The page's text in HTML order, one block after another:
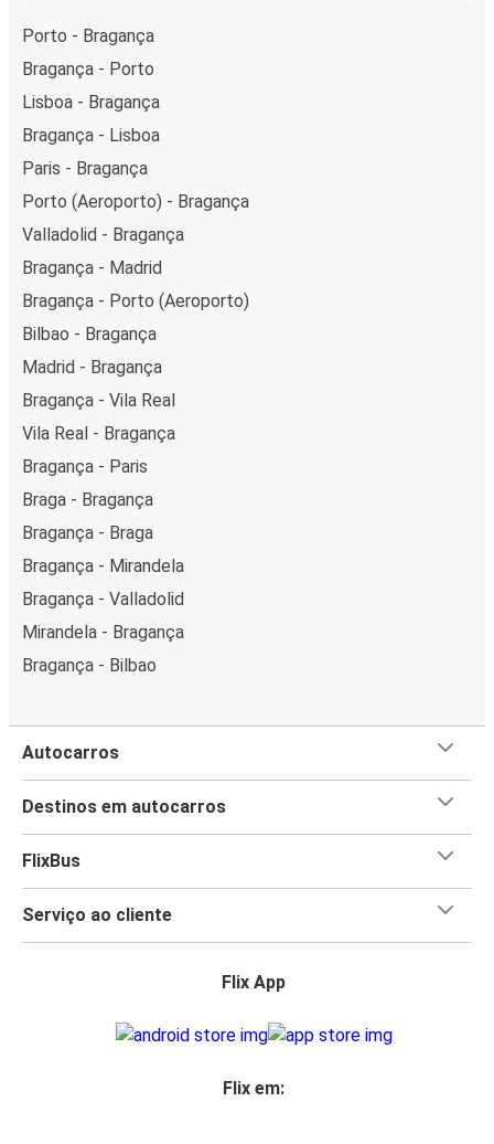
Porto - Bragança
Bragança - Porto
Lisboa - Bragança
Bragança - Lisboa
Paris - Bragança
Porto (Aeroporto) - Bragança
Valladolid - Bragança
Bragança - Madrid
Bragança - Porto (Aeroporto)
Bilbao - Bragança
Madrid - Bragança
Bragança - Vila Real
Vila Real - Bragança
Bragança - Paris
Braga - Bragança
Bragança - Braga
Bragança - Mirandela
Bragança - Valladolid
Mirandela - Bragança
Bragança - Bilbao
Autocarros
Destinos em autocarros
FlixBus
Serviço ao cliente
Flix App
Flix em: